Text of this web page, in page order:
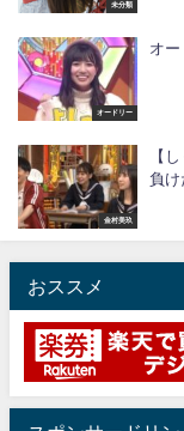
未分類
オードリー
オー
金村美玖
【
負け
おススメ